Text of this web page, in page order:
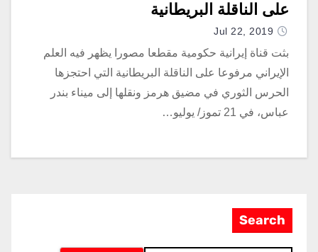
على الناقلة البريطانية
Jul 22, 2019
بثت قناة إيرانية حكومية مقطعا مصورا يظهر فيه العلم
الإيراني مرفوعا على الناقلة البريطانية التي احتجزها
الحرس الثوري في مضيق هرمز ونقلها إلى ميناء بندر
عباس، في 21 تموز/ يوليو…
Search